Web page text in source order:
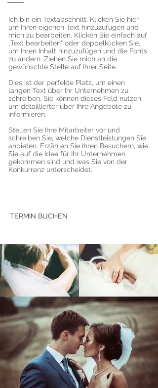
Ich bin ein Textabschnitt. Klicken Sie hier,
um Ihren eigenen Text hinzuzufügen und
mich zu bearbeiten. Klicken Sie einfach auf
„Text bearbeiten“ oder doppelklicken Sie,
um Ihren Inhalt hinzuzufügen und die Fonts
zu ändern. Ziehen Sie mich an die
gewünschte Stelle auf Ihrer Seite.
Dies ist der perfekte Platz, um einen
langen Text über Ihr Unternehmen zu
schreiben. Sie können dieses Feld nutzen,
um detaillierter über Ihre Angebote zu
informieren.
Stellen Sie Ihre Mitarbeiter vor und
schreiben Sie, welche Dienstleistungen Sie
anbieten. Erzählen Sie Ihren Besuchern, wie
Sie auf die Idee für Ihr Unternehmen
gekommen sind und was Sie von der
Konkurrenz unterscheidet.
TERMIN BUCHEN